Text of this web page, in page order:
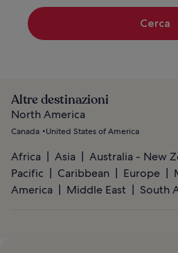
Cerca
Altre destinazioni
North America
Canada United States of America
Africa Asia
Australia - New
Pacific
Caribbean Europe
America
Middle East South